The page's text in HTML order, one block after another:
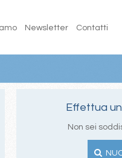
Newsletter Contatti
Effettua
Non sei